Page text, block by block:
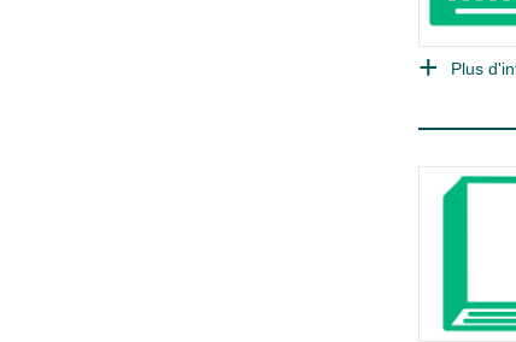
Plus